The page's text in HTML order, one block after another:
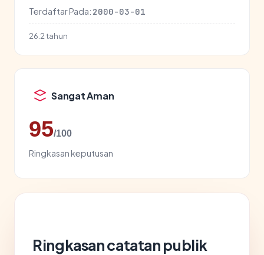
Terdaftar Pada: 2000-03-01
26.2 tahun
Sangat Aman
95/100
Ringkasan keputusan
Ringkasan catatan publik